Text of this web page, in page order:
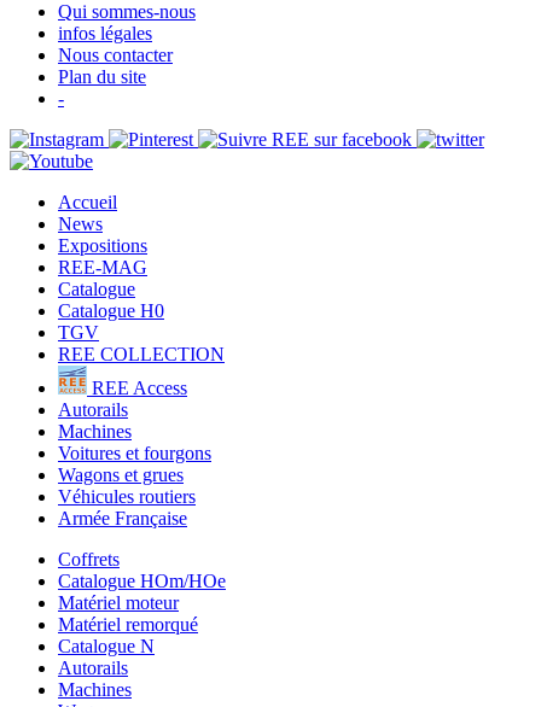
Qui sommes-nous
infos légales
Nous contacter
Plan du site
-
Accueil
News
Expositions
REE-MAG
Catalogue
Catalogue H0
TGV
REE COLLECTION
REE Access
Autorails
Machines
Voitures et fourgons
Wagons et grues
Véhicules routiers
Armée Française
Coffrets
Catalogue HOm/HOe
Matériel moteur
Matériel remorqué
Catalogue N
Autorails
Machines